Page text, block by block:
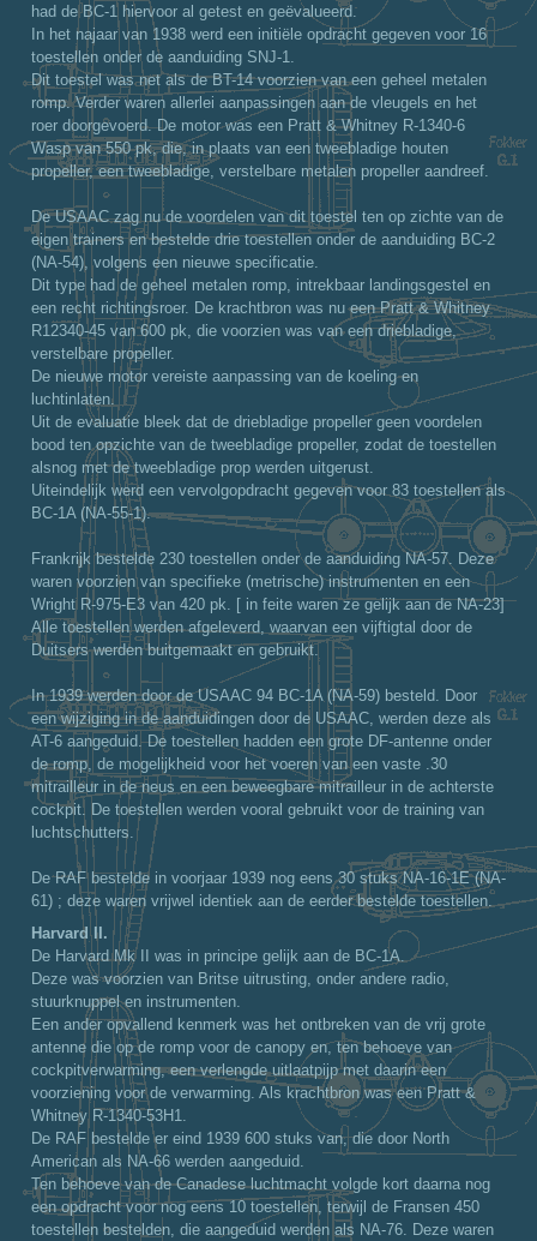
had de BC-1 hiervoor al getest en geëvalueerd.
In het najaar van 1938 werd een initiële opdracht gegeven voor 16
toestellen onder de aanduiding SNJ-1.
Dit toestel was net als de BT-14 voorzien van een geheel metalen
romp. Verder waren allerlei aanpassingen aan de vleugels en het
roer doorgevoerd. De motor was een Pratt & Whitney R-1340-6
Wasp van 550 pk, die, in plaats van een tweebladige houten
propeller, een tweebladige, verstelbare metalen propeller aandreef.
De USAAC zag nu de voordelen van dit toestel ten op zichte van de
eigen trainers en bestelde drie toestellen onder de aanduiding BC-2
(NA-54), volgens een nieuwe specificatie.
Dit type had de geheel metalen romp, intrekbaar landingsgestel en
een recht richtingsroer. De krachtbron was nu een Pratt & Whitney
R12340-45 van 600 pk, die voorzien was van een driebladige,
verstelbare propeller.
De nieuwe motor vereiste aanpassing van de koeling en
luchtinlaten.
Uit de evaluatie bleek dat de driebladige propeller geen voordelen
bood ten opzichte van de tweebladige propeller, zodat de toestellen
alsnog met de tweebladige prop werden uitgerust.
Uiteindelijk werd een vervolgopdracht gegeven voor 83 toestellen als
BC-1A (NA-55-1).
Frankrijk bestelde 230 toestellen onder de aanduiding NA-57. Deze
waren voorzien van specifieke (metrische) instrumenten en een
Wright R-975-E3 van 420 pk. [ in feite waren ze gelijk aan de NA-23]
Alle toestellen werden afgeleverd, waarvan een vijftigtal door de
Duitsers werden buitgemaakt en gebruikt.
In 1939 werden door de USAAC 94 BC-1A (NA-59) besteld. Door
een wijziging in de aanduidingen door de USAAC, werden deze als
AT-6 aangeduid. De toestellen hadden een grote DF-antenne onder
de romp, de mogelijkheid voor het voeren van een vaste .30
mitrailleur in de neus en een beweegbare mitrailleur in de achterste
cockpit. De toestellen werden vooral gebruikt voor de training van
luchtschutters.
De RAF bestelde in voorjaar 1939 nog eens 30 stuks NA-16-1E (NA-
61) ; deze waren vrijwel identiek aan de eerder bestelde toestellen.
Harvard II.
De Harvard Mk II was in principe gelijk aan de BC-1A.
Deze was voorzien van Britse uitrusting, onder andere radio,
stuurknuppel en instrumenten.
Een ander opvallend kenmerk was het ontbreken van de vrij grote
antenne die op de romp voor de canopy en, ten behoeve van
cockpitverwarming, een verlengde uitlaatpijp met daarin een
voorziening voor de verwarming. Als krachtbron was een Pratt &
Whitney R-1340-53H1.
De RAF bestelde er eind 1939 600 stuks van, die door North
American als NA-66 werden aangeduid.
Ten behoeve van de Canadese luchtmacht volgde kort daarna nog
een opdracht voor nog eens 10 toestellen, terwijl de Fransen 450
toestellen bestelden, die aangeduid werden als NA-76. Deze waren